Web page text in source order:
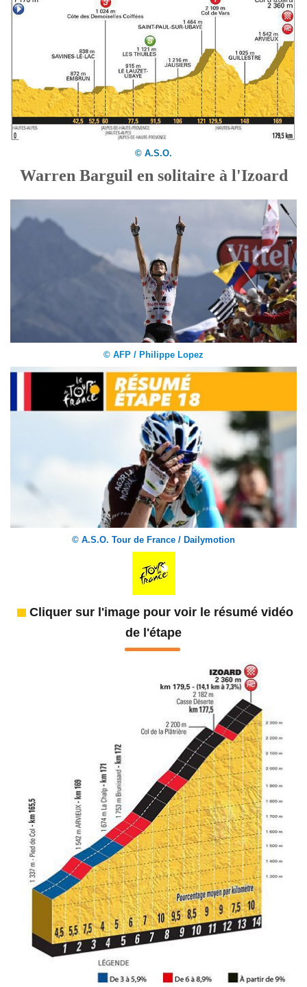
© A.S.O.
Warren Barguil en solitaire à l'Izoard
© AFP / Philippe Lopez
© A.S.O. Tour de France / Dailymotion
Cliquer sur l'image pour voir le résumé vidéo
de l'étape